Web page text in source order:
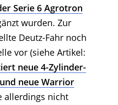
Serie 6 Agrotron
wurden. Zur
Deutz-Fahr noch
vor (siehe Artikel:
neue 4-Zylinder-
neue Warrior
allerdings nicht